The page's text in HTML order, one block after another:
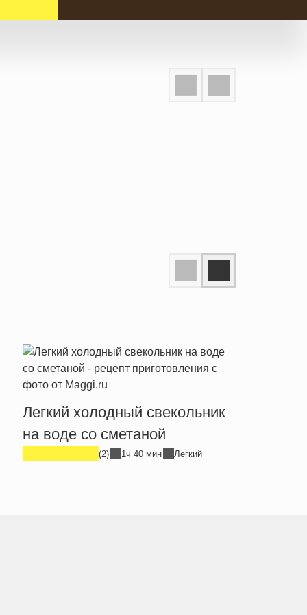
Легкий холодный свекольник
на воде со сметаной
(2) 1ч 40 мин Легкий